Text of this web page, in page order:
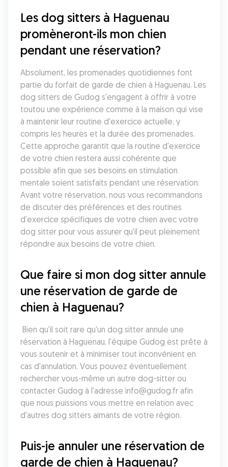
Les dog sitters à Haguenau
promèneront-ils mon chien
pendant une réservation?
Absolument, les promenades quotidiennes font
partie du forfait de garde de chien à Haguenau. Les
dog sitters de Gudog s'engagent à offrir à votre
toutou une expérience comme à la maison qui vise
à maintenir leur routine d'exercice actuelle, y
compris les heures et la durée des promenades.
Cette approche garantit que la routine d'exercice
de votre chien restera aussi cohérente que
possible afin que ses besoins en stimulation
mentale soient satisfaits pendant une réservation.
Avant votre réservation, nous vous recommandons
de discuter des préférences et des routines
d'exercice spécifiques de votre chien avec votre
dog sitter pour vous assurer qu'il peut pleinement
répondre aux besoins de votre chien.
Que faire si mon dog sitter annule
une réservation de garde de
chien à Haguenau?
réservation à Haguenau, l'équipe Gudog est prête à
vous soutenir et à minimiser tout inconvénient en
cas d'annulation. Vous pouvez éventuellement
rechercher vous-même un autre dog-sitter ou
contacter Gudog à l'adresse info@gudog.fr afin
que nous puissions vous mettre en relation avec
d'autres dog sitters aimants de votre région.
Puis-je annuler une réservation de
garde de chien à Haguenau?